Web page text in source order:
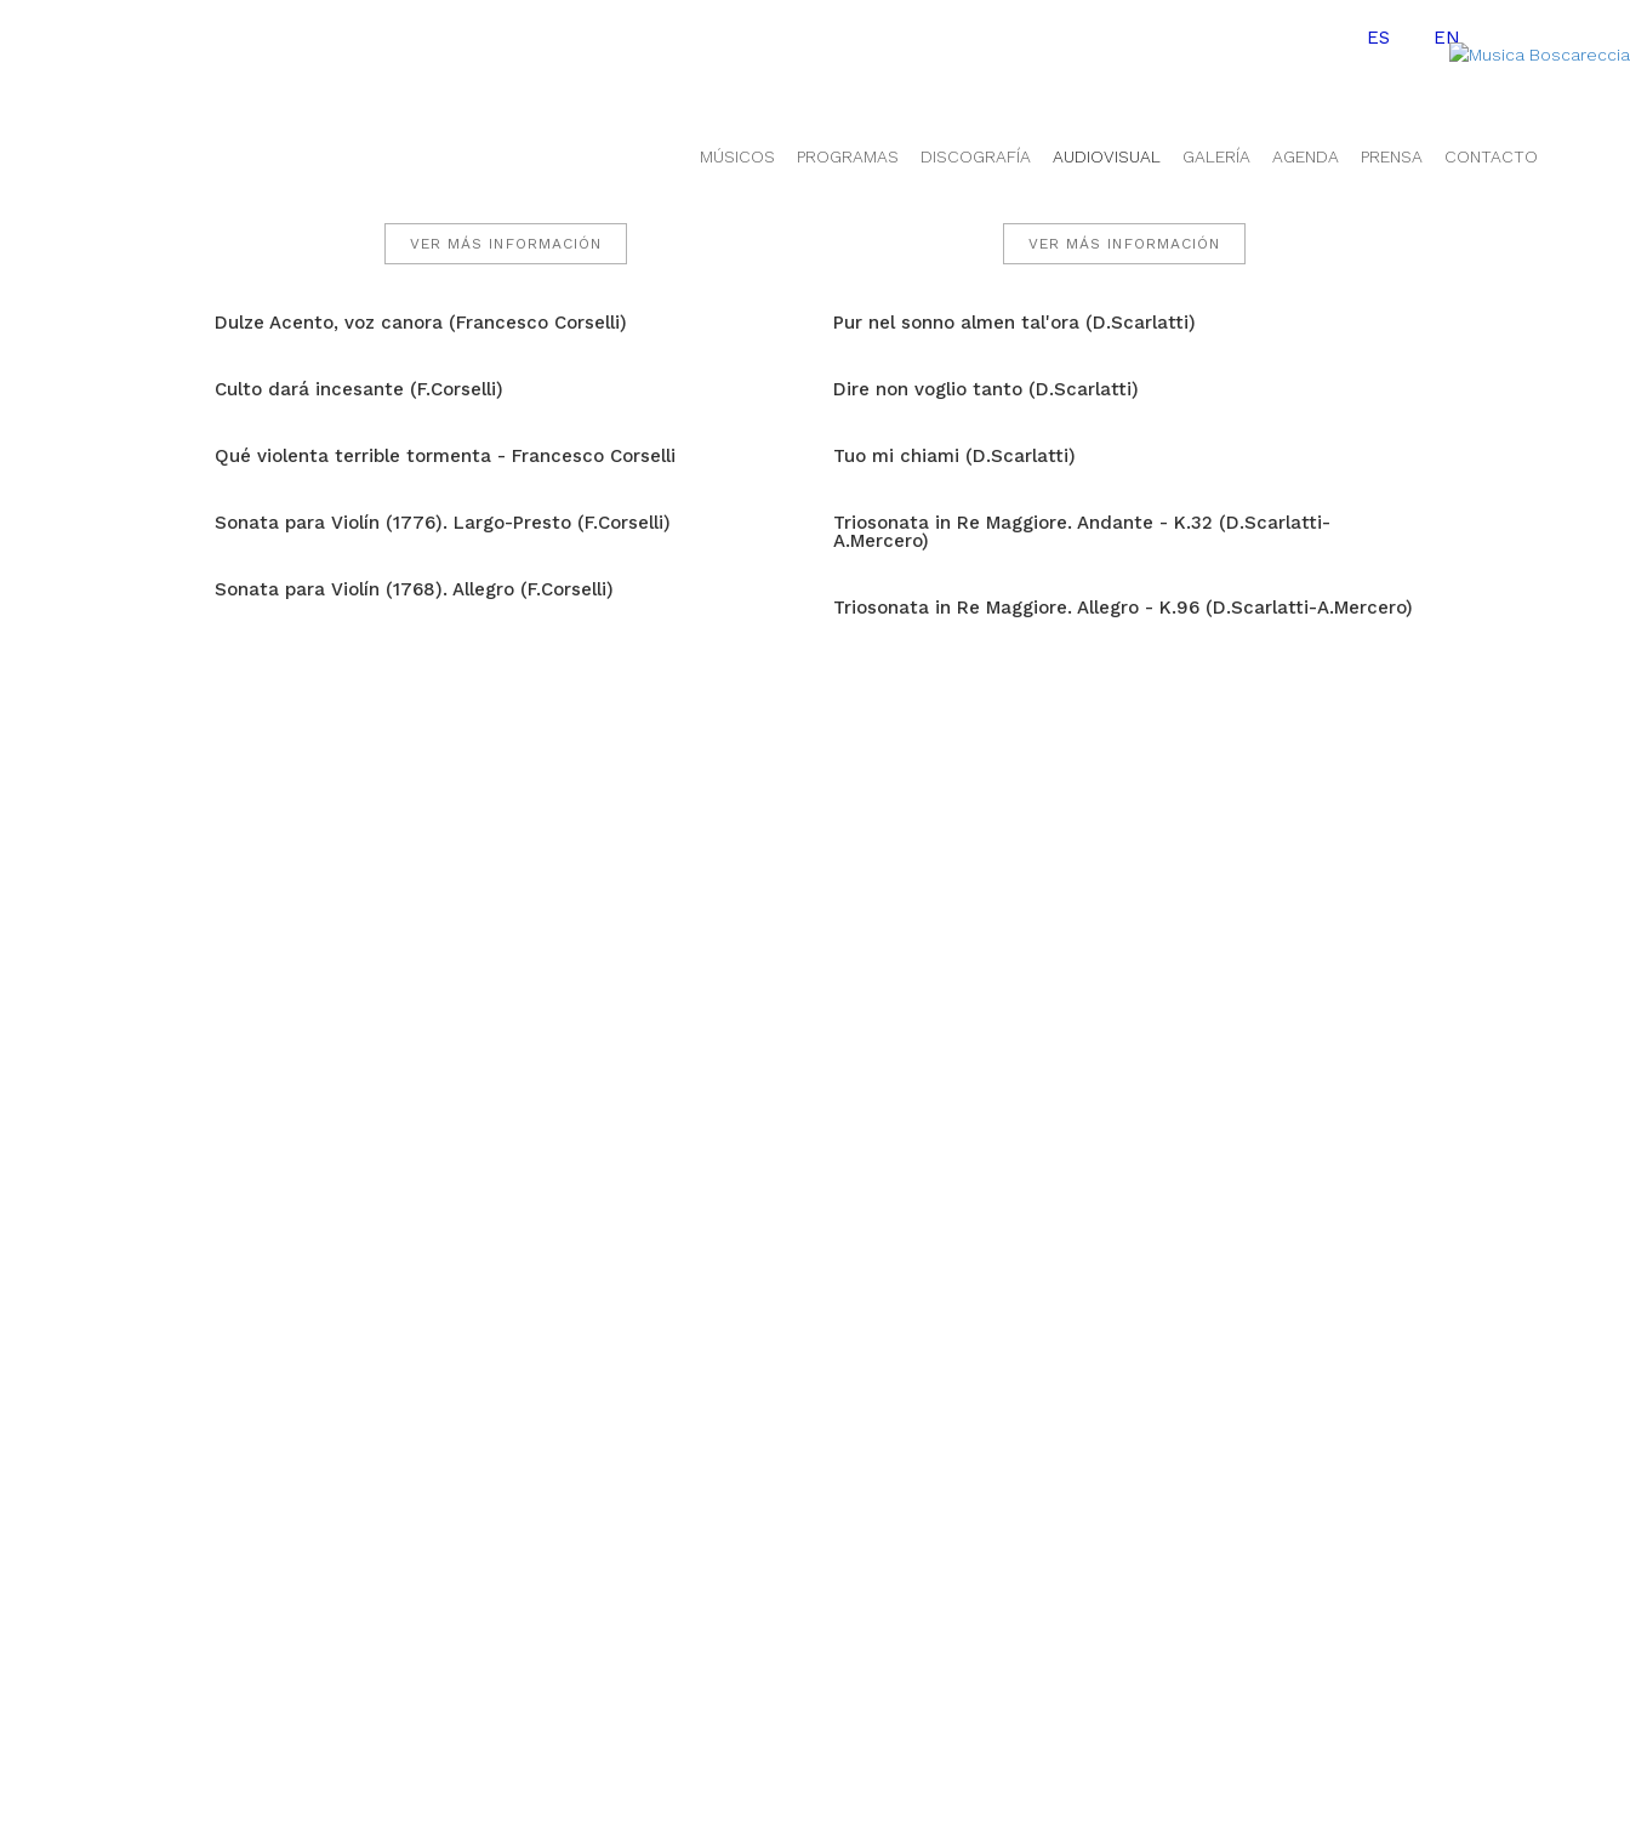
ES EN
MÚSICOS PROGRAMAS DISCOGRAFÍA AUDIOVISUAL GALERÍA AGENDA PRENSA CONTACTO
VER MÁS INFORMACIÓN
Dulze Acento, voz canora (Francesco Corselli)
Culto dará incesante (F.Corselli)
Qué violenta terrible tormenta - Francesco Corselli
Sonata para Violín (1776). Largo-Presto (F.Corselli)
Sonata para Violín (1768). Allegro (F.Corselli)
VER MÁS INFORMACIÓN
Pur nel sonno almen tal'ora (D.Scarlatti)
Dire non voglio tanto (D.Scarlatti)
Tuo mi chiami (D.Scarlatti)
Triosonata in Re Maggiore. Andante - K.32 (D.Scarlatti-
A.Mercero)
Triosonata in Re Maggiore. Allegro - K.96 (D.Scarlatti-A.Mercero)